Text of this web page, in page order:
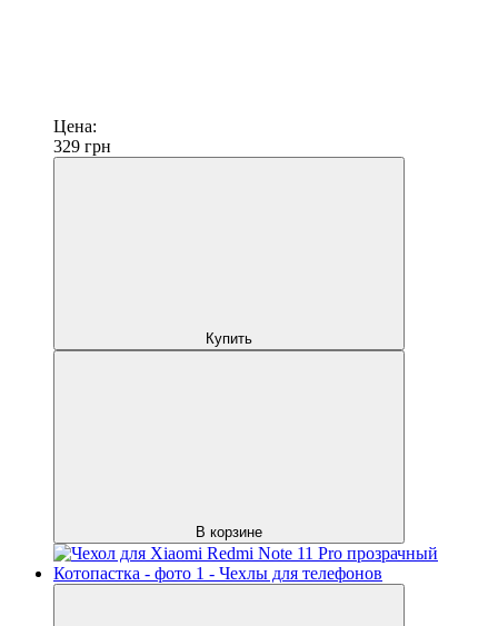
Цена:
329 грн
Купить
В корзине